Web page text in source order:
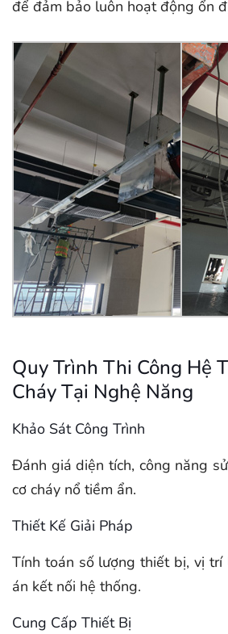
để đảm bảo luôn hoạt động ổn
Quy Trình Thi Công Hệ
Cháy Tại Nghệ Năng
Khảo Sát Công Trình
Đánh giá diện tích, công năng
cơ cháy nổ tiềm ẩn.
Thiết Kế Giải Pháp
Tính toán số lượng thiết bị, vị
án kết nối hệ thống.
Cung Cấp Thiết Bị